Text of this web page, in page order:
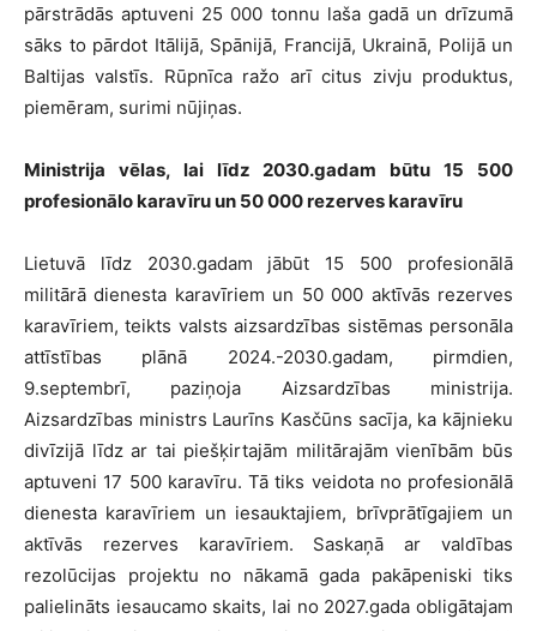
pārstrādās aptuveni 25 000 tonnu laša gadā un drīzumā
sāks to pārdot Itālijā, Spānijā, Francijā, Ukrainā, Polijā un
Baltijas valstīs. Rūpnīca ražo arī citus zivju produktus,
piemēram, surimi nūjiņas.
Ministrija vēlas, lai līdz 2030.gadam būtu 15 500
profesionālo karavīru un 50 000 rezerves karavīru
Lietuvā līdz 2030.gadam jābūt 15 500 profesionālā
militārā dienesta karavīriem un 50 000 aktīvās rezerves
karavīriem, teikts valsts aizsardzības sistēmas personāla
attīstības plānā 2024.-2030.gadam, pirmdien,
9.septembrī, paziņoja Aizsardzības ministrija.
Aizsardzības ministrs Laurīns Kasčūns sacīja, ka kājnieku
divīzijā līdz ar tai piešķirtajām militārajām vienībām būs
aptuveni 17 500 karavīru. Tā tiks veidota no profesionālā
dienesta karavīriem un iesauktajiem, brīvprātīgajiem un
aktīvās rezerves karavīriem. Saskaņā ar valdības
rezolūcijas projektu no nākamā gada pakāpeniski tiks
palielināts iesaucamo skaits, lai no 2027.gada obligātajam